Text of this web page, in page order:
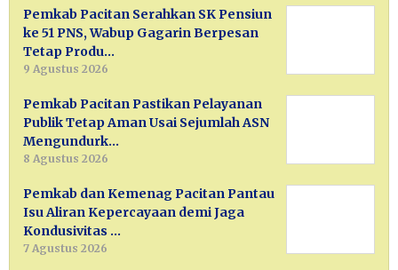
Pemkab Pacitan Serahkan SK Pensiun
ke 51 PNS, Wabup Gagarin Berpesan
Tetap Produ…
9 Agustus 2026
Pemkab Pacitan Pastikan Pelayanan
Publik Tetap Aman Usai Sejumlah ASN
Mengundurk…
8 Agustus 2026
Pemkab dan Kemenag Pacitan Pantau
Isu Aliran Kepercayaan demi Jaga
Kondusivitas …
7 Agustus 2026